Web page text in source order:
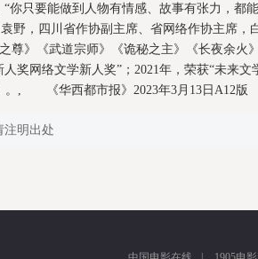
“你只要能做到人物有情感、故事有张力，
，四川省作协副主席、省网络作协主席，
尊》《武道宗师》《诡秘之主》《长夜余火
奖网络文学新人奖”；2021年，荣获“未来文
。, 《华西都市报》2023年3月13日A12版
注明出处